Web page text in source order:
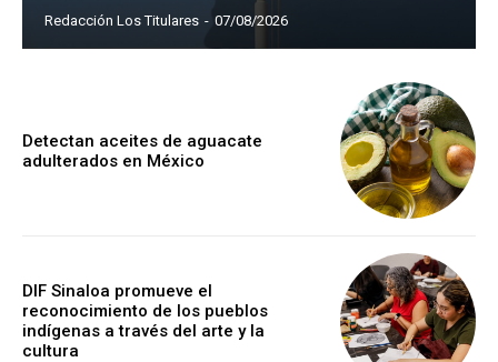
Redacción Los Titulares - 07/08/2026
Detectan aceites de aguacate
adulterados en México
DIF Sinaloa promueve el
reconocimiento de los pueblos
indígenas a través del arte y la
cultura